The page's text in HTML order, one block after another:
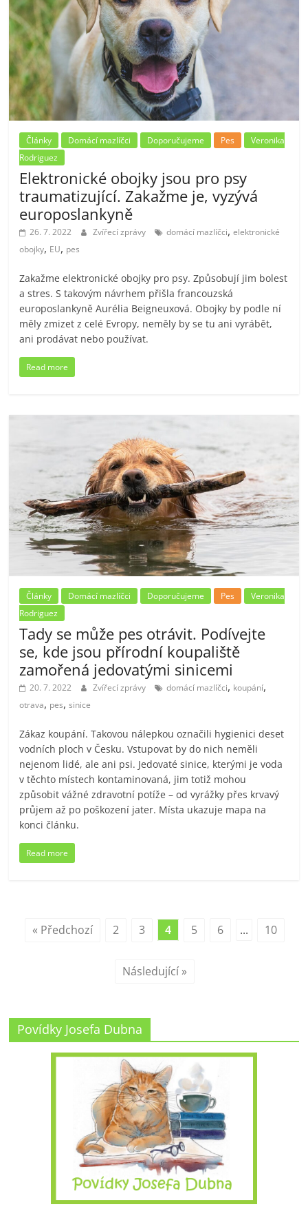
Články Domácí mazlíčci Doporučujeme Pes
Veronika
Rodriguez
Elektronické obojky jsou pro psy
traumatizující. Zakažme je, vyzývá
europoslankyně
26. 7. 2022 Zvířecí zprávy domácí mazlíčci,elektronické
obojky, EU, pes
Zakažme elektronické obojky pro psy. Způsobují jim bolest
a stres. S takovým návrhem přišla francouzská
europoslankyně Aurélia Beigneuxová. Obojky by podle ní
měly zmizet z celé Evropy, neměly by se tu ani vyrábět,
ani prodávat nebo používat.
Read more
Články Domácí mazlíčci Doporučujeme Pes
Veronika
Rodriguez
Tady se může pes otrávit. Podívejte
se, kde jsou přírodní koupaliště
zamořená jedovatými sinicemi
20. 7. 2022 Zvířecí zprávy domácí mazlíčci, koupání,
otrava, pes,sinice
Zákaz koupání. Takovou nálepkou označili hygienici deset
vodních ploch v Česku. Vstupovat by do nich neměli
nejenom lidé, ale ani psi. Jedovaté sinice, kterými je voda
v těchto místech kontaminovaná, jim totiž mohou
způsobit vážné zdravotní potíže – od vyrážky přes krvavý
průjem až po poškození jater. Místa ukazuje mapa na
konci článku.
Read more
« Předchozí 2 3 4 5 6 ... 10
Následující »
Povídky Josefa Dubna